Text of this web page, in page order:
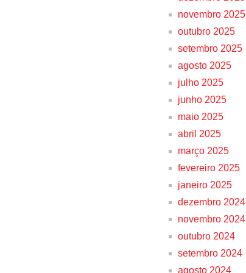
novembro 2025
outubro 2025
setembro 2025
agosto 2025
julho 2025
junho 2025
maio 2025
abril 2025
março 2025
fevereiro 2025
janeiro 2025
dezembro 2024
novembro 2024
outubro 2024
setembro 2024
agosto 2024